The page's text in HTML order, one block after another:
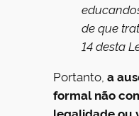
de que
14 desta
Portanto,a
formal não